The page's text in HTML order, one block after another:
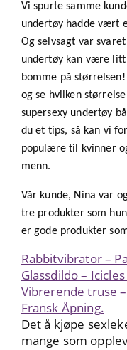
Vi spurte samme
undertøy hadde vært
Og selvsagt var
undertøy kan være litt
bomme på
og se hvilken
supersexy undertøy
du et tips, så kan vi
populære til kvinner
menn.
Vår kunde, Nina var
tre produkter som
er gode produkter
Rabbitvibrator –
Glassdildo –
Vibrerende truse
Fransk Åpning.
Det å kjøpe
mange som